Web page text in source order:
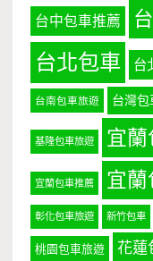
台中包車推薦
台北包車 台
台南包車旅遊 台灣包
基隆包車旅遊 宜蘭
宜蘭包車推薦 宜蘭
彰化包車旅遊 新竹包車
桃園包車旅遊 花蓮